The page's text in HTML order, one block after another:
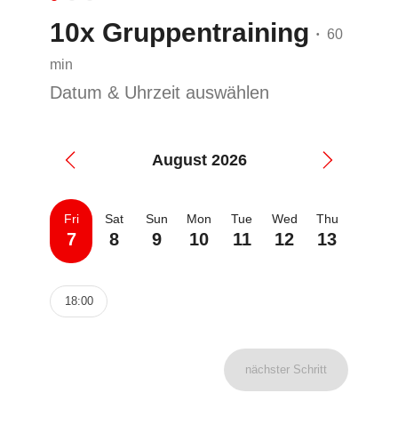
10x Gruppentraining • 60
min
Datum & Uhrzeit auswählen
August 2026
Fri
7
Sat
8
Sun
9
Mon
10
Tue
11
Wed
12
Thu
13
18:00
nächster Schritt